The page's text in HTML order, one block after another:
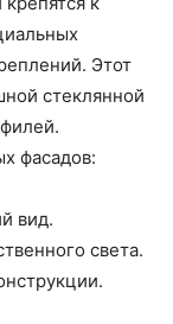
Этот
стеклянной
фасадов:
вид.
света.